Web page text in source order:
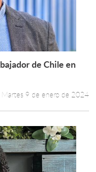
Leer más +
de Chile en
Martes 9 de enero de 2024